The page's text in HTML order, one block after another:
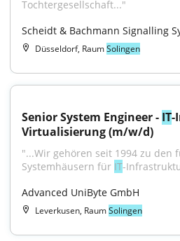
Tochtergesellschaft..."
Scheidt & Bachmann Signalling
Düsseldorf, RaumSolingen
Senior System Engineer - IT-
Virtualisierung (m/w/d)
"...Wir gehören seit 1994 zu den
Systemhäusern für IT-
Advanced UniByte GmbH
Leverkusen, RaumSolingen